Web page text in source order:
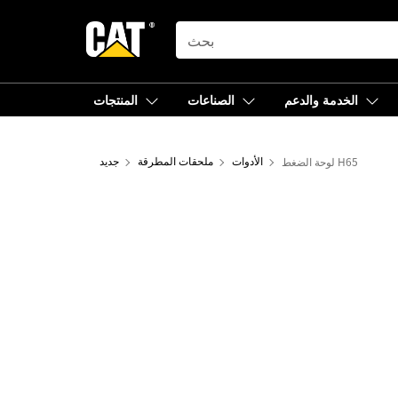
SEARCH
المنتجات الصناعات الخدمة والدعم
جديد ملحقات المطرقة الأدوات لوحة الضغط H65